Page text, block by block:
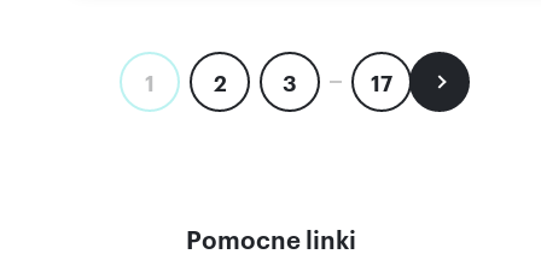
1 2 3 17
Pomocne linki